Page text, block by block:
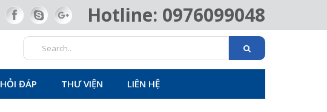
Hotline: 0976099048
HỎI ĐÁP THƯ VIỆN LIÊN HỆ